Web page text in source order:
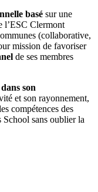
basé sur une
l’ESC Clermont
(collaborative,
mission de favoriser
de ses membres
son
et son rayonnement,
compétences des
School sans oublier la